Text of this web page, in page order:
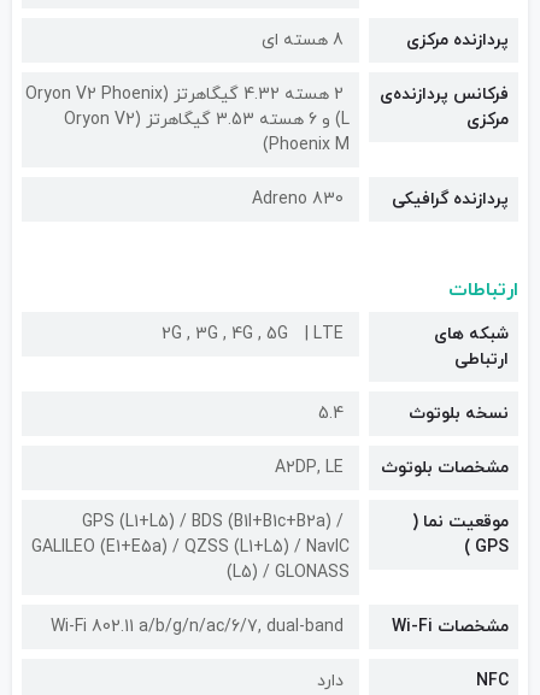
پردازنده مرکزی 8 هسته ای
فرکانس پردازنده‌ی
مرکزی
2 هسته 4.32 گیگاهرتز (Oryon V2 Phoenix
L) و 6 هسته 3.53 گیگاهرتز (Oryon V2
Phoenix M)
پردازنده گرافیکی Adreno 830
ارتباطات
شبکه های
ارتباطی
2G , 3G , 4G , 5G LTE
نسخه بلوتوث 5.4
مشخصات بلوتوث A۲DP, LE
موقعیت نما (
GPS )
GPS (L1+L5) / BDS (B1I+B1c+B2a) /
GALILEO (E1+E5a) / QZSS (L1+L5) / NavIC
(L5) / GLONASS
مشخصات Wi-Fi Wi-Fi 802.11 a/b/g/n/ac/6/7, dual-band
NFC دارد